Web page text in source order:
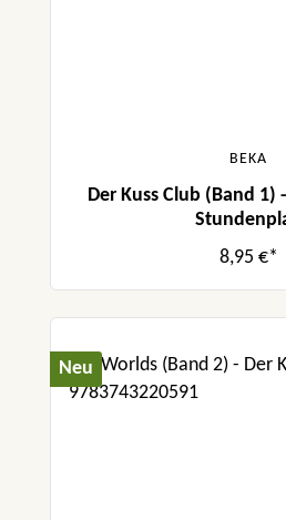
BEKA
Der Kuss Club (Band 1)
8,95 €*
Neu